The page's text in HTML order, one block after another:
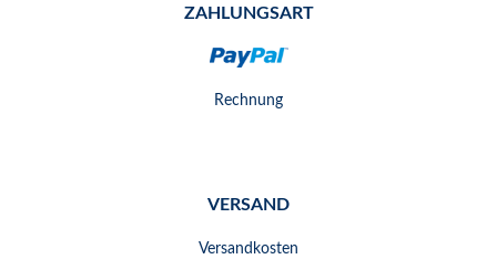
ZAHLUNGSART
Rechnung
VERSAND
Versandkosten